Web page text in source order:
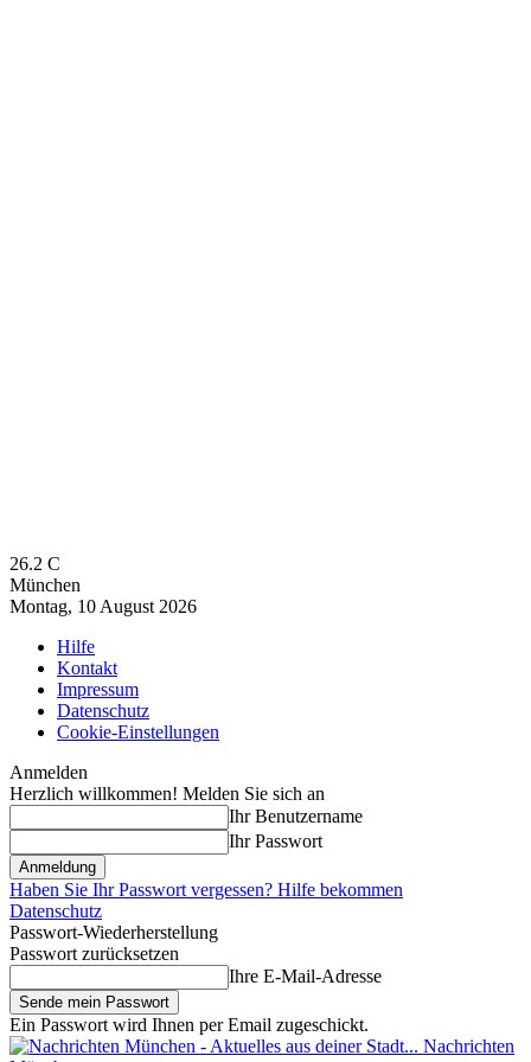
26.2 C
München
Montag, 10 August 2026
Hilfe
Kontakt
Impressum
Datenschutz
Cookie-Einstellungen
Anmelden
Herzlich willkommen! Melden Sie sich an
Ihr Benutzername
Ihr Passwort
Haben Sie Ihr Passwort vergessen? Hilfe bekommen
Datenschutz
Passwort-Wiederherstellung
Passwort zurücksetzen
Ihre E-Mail-Adresse
Ein Passwort wird Ihnen per Email zugeschickt.
Nachrichten